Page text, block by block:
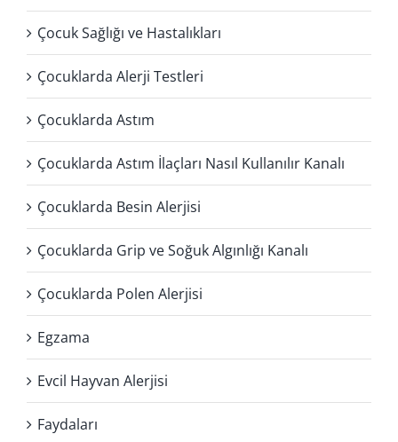
Çocuk Sağlığı ve Hastalıkları
Çocuklarda Alerji Testleri
Çocuklarda Astım
Çocuklarda Astım İlaçları Nasıl Kullanılır Kanalı
Çocuklarda Besin Alerjisi
Çocuklarda Grip ve Soğuk Algınlığı Kanalı
Çocuklarda Polen Alerjisi
Egzama
Evcil Hayvan Alerjisi
Faydaları